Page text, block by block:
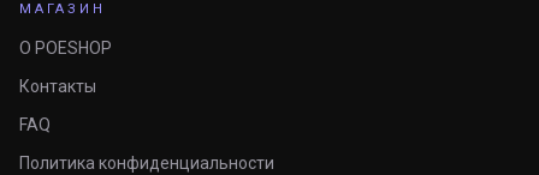
МАГАЗИН
О POESHOP
Контакты
FAQ
Политика конфиденциальности